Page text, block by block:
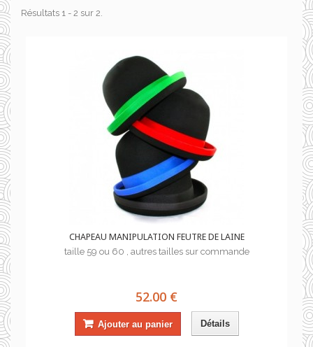
Résultats 1 - 2 sur 2.
CHAPEAU MANIPULATION FEUTRE DE LAINE
taille 59 ou 60 , autres tailles sur commande
52.00 €
Ajouter au panier Détails